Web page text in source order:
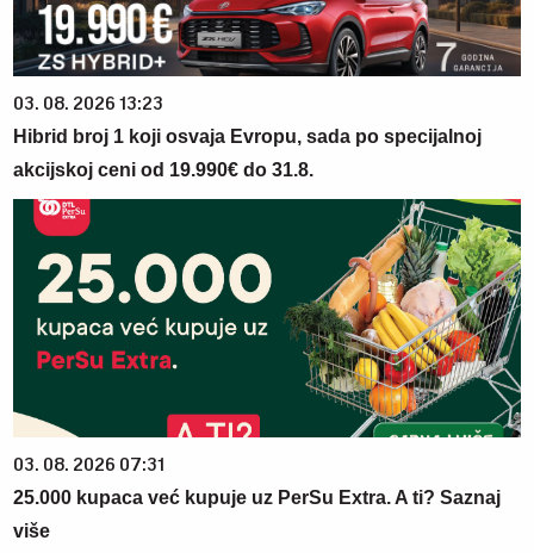
03. 08. 2026 13:23
Hibrid broj 1 koji osvaja Evropu, sada po specijalnoj
akcijskoj ceni od 19.990€ do 31.8.
03. 08. 2026 07:31
25.000 kupaca već kupuje uz PerSu Extra. A ti? Saznaj
više